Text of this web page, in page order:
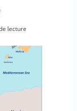
lecture